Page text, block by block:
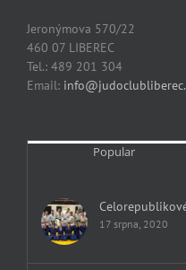
Jeronýmova 570/22
460 07 LIBEREC
Tel.: 489 201 304
Email:
Popular
17 srpna, 2020